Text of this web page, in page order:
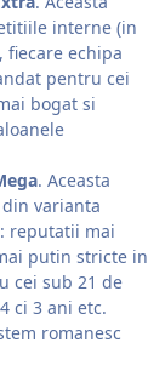
interne (in
fiecare echipa
pentru cei
bogat si
. Aceasta
varianta
reputatii mai
putin stricte in
cei sub 21 de
ci 3 ani etc.
romanesc